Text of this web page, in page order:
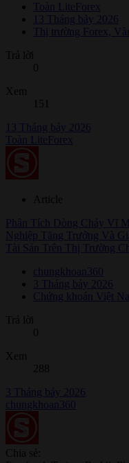
Toàn LiteForex
13 Tháng bảy 2026
Thị trường Forex,
Trả lời
0
Xem
151
13 Tháng bảy 2026
Toàn LiteForex
Article
Phân Tích Dòng Chảy Vĩ
Nghiệp Tăng Trưởng Và
Tài Sản Trên Thị Trường
chungkhoan360
3 Tháng bảy 2026
Chứng khoán Việt
Trả lời
0
Xem
288
3 Tháng bảy 2026
chungkhoan360
Chia sẻ: